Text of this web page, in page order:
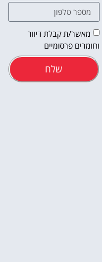
מאשר/ת קבלת דיוור
וחומרים פרסומיים
שלח